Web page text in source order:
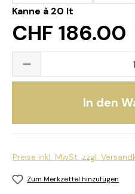
Kanne à 20 lt
CHF 186.00
Produkt Anzahl:
In den
Preise inkl. MwSt. zzgl.
Zum Merkzettel hinzufügen